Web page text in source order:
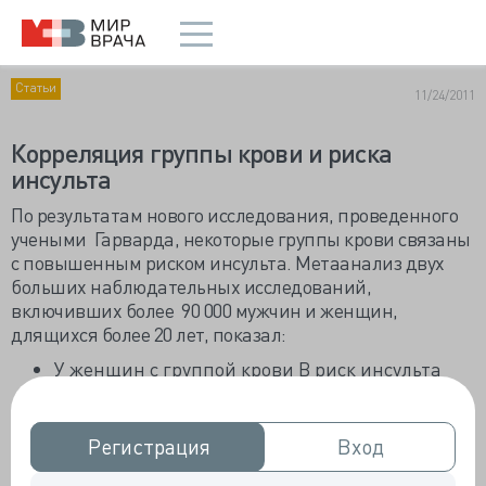
Регистрация
Регистрация Вход
Вход
Статьи 11/24/2011
Корреляция группы крови и риска
инсульта
По результатам нового исследования, проведенного
учеными Гарварда, некоторые группы крови связаны
с повышенным риском инсульта. Метаанализ двух
больших наблюдательных исследований,
включивших более 90 000 мужчин и женщин,
длящихся более 20 лет, показал:
У женщин с группой крови B риск инсульта
выявлено какой-либо связи.
Группа крови AB связана с увеличением риска
ишемического инсульта на 29 % как у мужчин,